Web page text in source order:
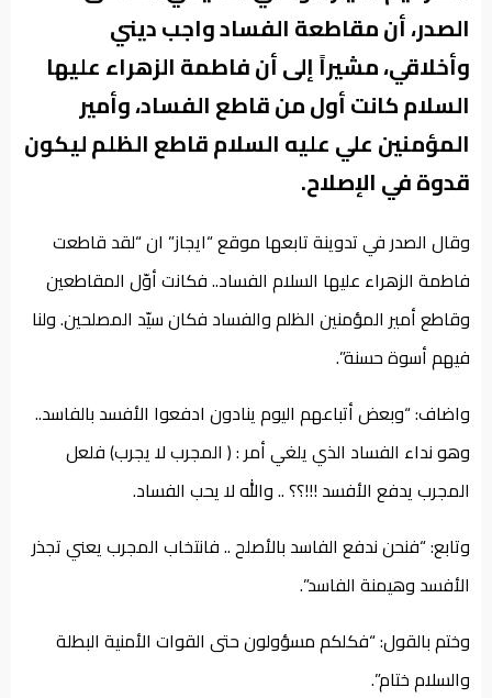
الصدر، أن مقاطعة الفساد واجب ديني
وأخلاقي، مشيراً إلى أن فاطمة الزهراء عليها
السلام كانت أول من قاطع الفساد، وأمير
المؤمنين علي عليه السلام قاطع الظلم ليكون
قدوة في الإصلاح.
وقال الصدر في تدوينة تابعها موقع “ايجاز” ان “لقد قاطعت
فاطمة الزهراء عليها السلام الفساد.. فكانت أوّل المقاطعين
وقاطع أمير المؤمنين الظلم والفساد فكان سيّد المصلحين. ولنا
فيهم أسوة حسنة”.
واضاف: “وبعض أتباعهم اليوم ينادون ادفعوا الأفسد بالفاسد..
وهو نداء الفساد الذي يلغي أمر : ( المجرب لا يجرب) فلعل
المجرب يدفع الأفسد !!!؟؟ .. والله لا يحب الفساد.
وتابع: “فنحن ندفع الفاسد بالأصلح .. فانتخاب المجرب يعني تجذر
الأفسد وهيمنة الفاسد”.
وختم بالقول: “فكلكم مسؤولون حتى القوات الأمنية البطلة
والسلام ختام”.